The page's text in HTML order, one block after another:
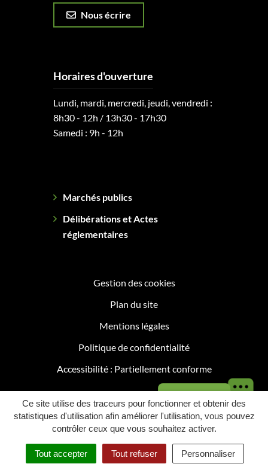
Ce site utilise des traceurs pour fonctionner et obtenir des
statistiques d'utilisation afin améliorer l'utilisation, vous pouvez
contrôler ceux que vous souhaitez activer.
Tout accepter Tout refuser Personnaliser
Recherche Menu
Nous écrire
Horaires d'ouverture
Lundi, mardi, mercredi, jeudi, vendredi :
8h30 - 12h / 13h30 - 17h30
Samedi : 9h - 12h
Marchés publics
Délibérations et Actes
réglementaires
Gestion des cookies
Plan du site
Mentions légales
Politique de confidentialité
Accessibilité : Partiellement conforme
Besoin d'aide ?